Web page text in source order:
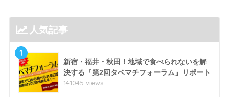
人気記事
1
新宿・福井・秋田！地域で食べられないを解
決する『第2回タベマチフォーラム』リポート
141045 views